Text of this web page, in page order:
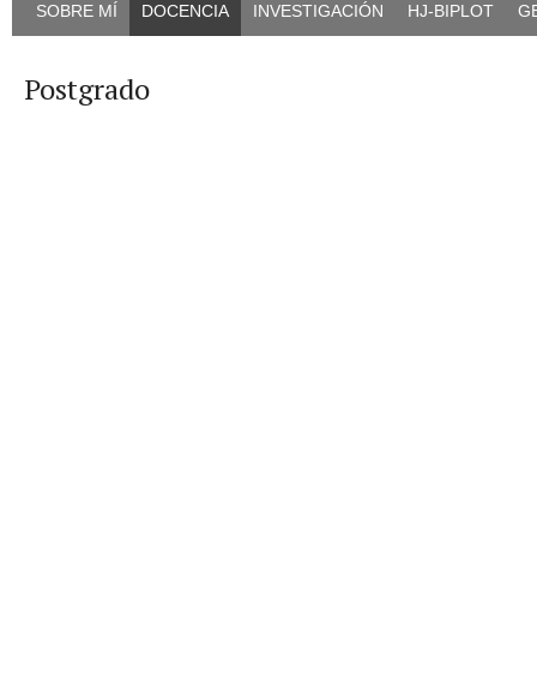
SOBRE MÍ DOCENCIA INVESTIGACIÓN HJ-BIPLOT
Postgrado